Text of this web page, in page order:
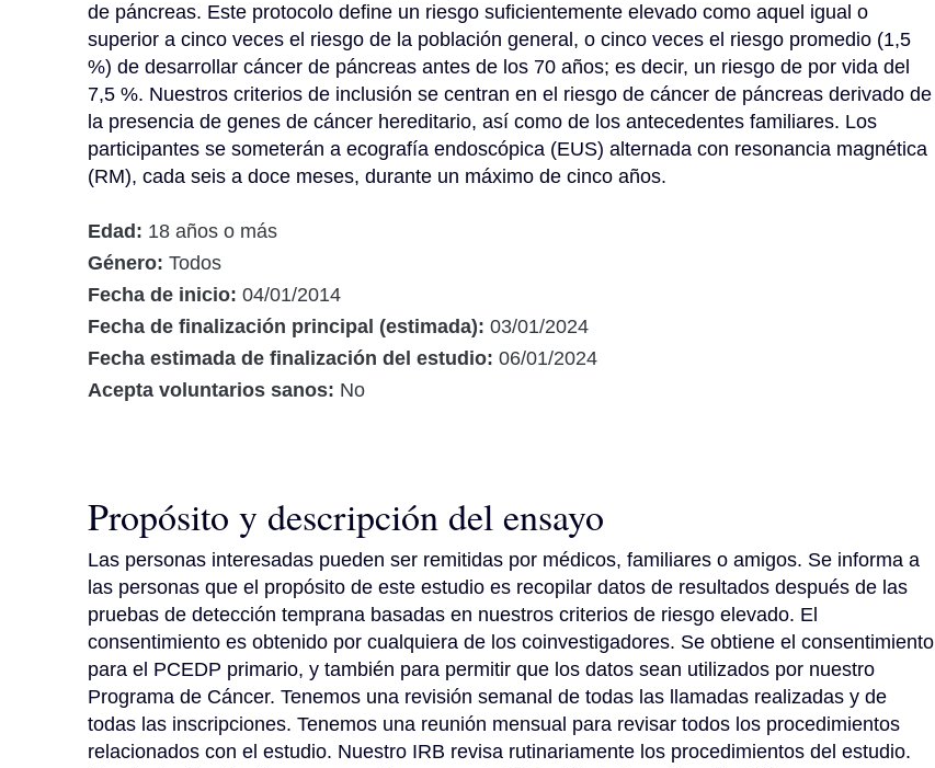
de páncreas. Este protocolo define un riesgo suficientemente elevado como aquel igual o
superior a cinco veces el riesgo de la población general, o cinco veces el riesgo promedio (1,5
%) de desarrollar cáncer de páncreas antes de los 70 años; es decir, un riesgo de por vida del
7,5 %. Nuestros criterios de inclusión se centran en el riesgo de cáncer de páncreas derivado de
la presencia de genes de cáncer hereditario, así como de los antecedentes familiares. Los
participantes se someterán a ecografía endoscópica (EUS) alternada con resonancia magnética
(RM), cada seis a doce meses, durante un máximo de cinco años.
Edad: 18 años o más
Género: Todos
Fecha de inicio: 04/01/2014
Fecha de finalización principal (estimada): 03/01/2024
Fecha estimada de finalización del estudio: 06/01/2024
Acepta voluntarios sanos: No
Propósito y descripción del ensayo
Las personas interesadas pueden ser remitidas por médicos, familiares o amigos. Se informa a
las personas que el propósito de este estudio es recopilar datos de resultados después de las
pruebas de detección temprana basadas en nuestros criterios de riesgo elevado. El
consentimiento es obtenido por cualquiera de los coinvestigadores. Se obtiene el consentimiento
para el PCEDP primario, y también para permitir que los datos sean utilizados por nuestro
Programa de Cáncer. Tenemos una revisión semanal de todas las llamadas realizadas y de
todas las inscripciones. Tenemos una reunión mensual para revisar todos los procedimientos
relacionados con el estudio. Nuestro IRB revisa rutinariamente los procedimientos del estudio.